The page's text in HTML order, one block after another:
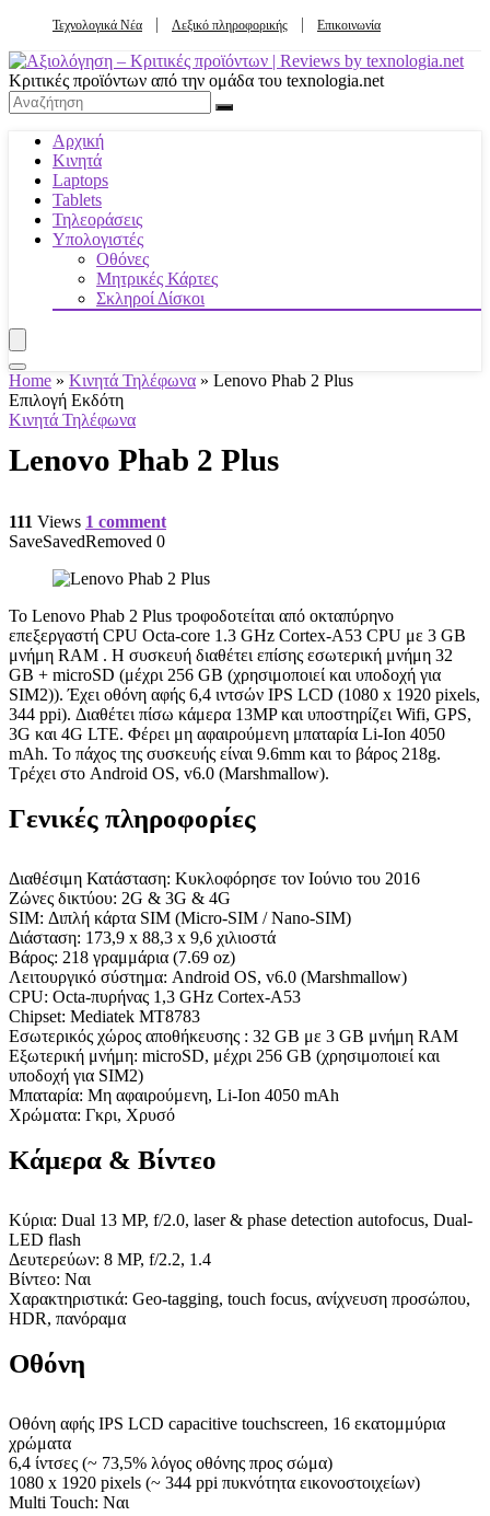
Τεχνολογικά Νέα Λεξικό πληροφορικής Επικοινωνία
Κριτικές προϊόντων από την ομάδα του texnologia.net
Αρχική
Κινητά
Laptops
Tablets
Τηλεοράσεις
Υπολογιστές
Οθόνες
Μητρικές Κάρτες
Σκληροί Δίσκοι
Home » Κινητά Τηλέφωνα » Lenovo Phab 2 Plus
Επιλογή Εκδότη
Κινητά Τηλέφωνα
Lenovo Phab 2 Plus
111 Views 1 comment
SaveSavedRemoved 0
Το Lenovo Phab 2 Plus τροφοδοτείται από οκταπύρηνο
επεξεργαστή CPU Octa-core 1.3 GHz Cortex-A53 CPU με 3 GB
μνήμη RAM . Η συσκευή διαθέτει επίσης εσωτερική μνήμη 32
GB + microSD (μέχρι 256 GB (χρησιμοποιεί και υποδοχή για
SIM2)). Έχει οθόνη αφής 6,4 ιντσών IPS LCD (1080 x 1920 pixels,
344 ppi). Διαθέτει πίσω κάμερα 13MP και υποστηρίζει Wifi, GPS,
3G και 4G LTE. Φέρει μη αφαιρούμενη μπαταρία Li-Ion 4050
mAh. Το πάχος της συσκευής είναι 9.6mm και το βάρος 218g.
Τρέχει στο Android OS, v6.0 (Marshmallow).
Γενικές πληροφορίες
Διαθέσιμη Κατάσταση: Κυκλοφόρησε τον Ιούνιο του 2016
Ζώνες δικτύου: 2G & 3G & 4G
SIM: Διπλή κάρτα SIM (Micro-SIM / Nano-SIM)
Διάσταση: 173,9 x 88,3 x 9,6 χιλιοστά
Βάρος: 218 γραμμάρια (7.69 oz)
Λειτουργικό σύστημα: Android OS, v6.0 (Marshmallow)
CPU: Octa-πυρήνας 1,3 GHz Cortex-A53
Chipset: Mediatek MT8783
Εσωτερικός χώρος αποθήκευσης : 32 GB με 3 GB μνήμη RAM
Εξωτερική μνήμη: microSD, μέχρι 256 GB (χρησιμοποιεί και
υποδοχή για SIM2)
Μπαταρία: Μη αφαιρούμενη, Li-Ion 4050 mAh
Χρώματα: Γκρι, Χρυσό
Κάμερα & Βίντεο
Κύρια: Dual 13 MP, f/2.0, laser & phase detection autofocus, Dual-
LED flash
Δευτερεύων: 8 MP, f/2.2, 1.4
Βίντεο: Ναι
Χαρακτηριστικά: Geo-tagging, touch focus, ανίχνευση προσώπου,
HDR, πανόραμα
Οθόνη
Οθόνη αφής IPS LCD capacitive touchscreen, 16 εκατομμύρια
χρώματα
6,4 ίντσες (~ 73,5% λόγος οθόνης προς σώμα)
1080 x 1920 pixels (~ 344 ppi πυκνότητα εικονοστοιχείων)
Multi Touch: Ναι